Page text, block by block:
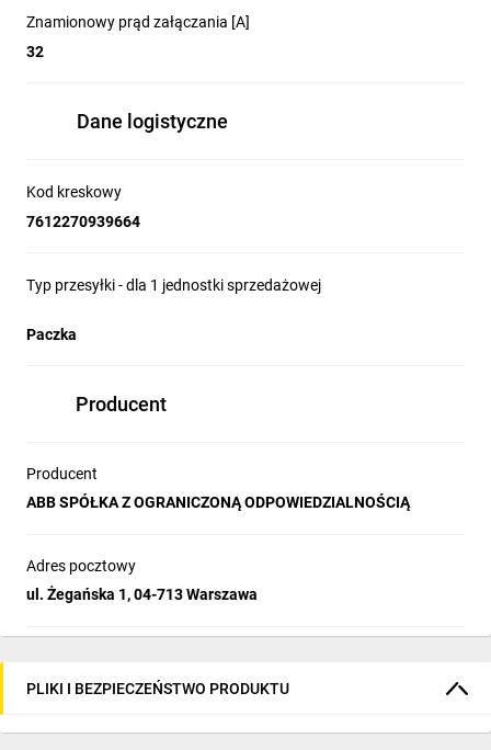
Znamionowy prąd załączania [A]
32
Dane logistyczne
Kod kreskowy
7612270939664
Typ przesyłki - dla 1 jednostki sprzedażowej
Paczka
Producent
Producent
ABB SPÓŁKA Z OGRANICZONĄ ODPOWIEDZIALNOŚCIĄ
Adres pocztowy
ul. Żegańska 1, 04-713 Warszawa
PLIKI I BEZPIECZEŃSTWO PRODUKTU